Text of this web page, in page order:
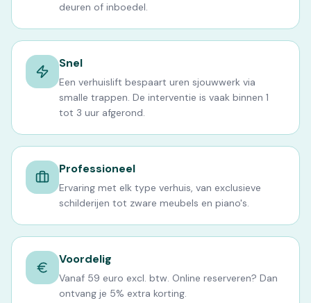
deuren of inboedel.
Snel
Een verhuislift bespaart uren sjouwwerk via
smalle trappen. De interventie is vaak binnen 1
tot 3 uur afgerond.
Professioneel
Ervaring met elk type verhuis, van exclusieve
schilderijen tot zware meubels en piano's.
Voordelig
Vanaf 59 euro excl. btw. Online reserveren? Dan
ontvang je 5% extra korting.